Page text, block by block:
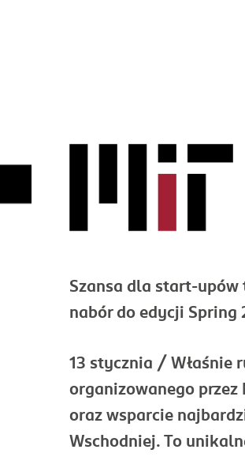
Szansa dla start-upów
nabór do edycji Spring
13 stycznia / Właśnie
organizowanego przez
oraz wsparcie
Wschodniej. To